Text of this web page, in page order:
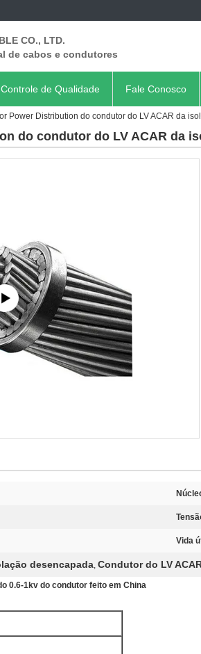
CO., LTD.
de cabos e condutores
Controle de Qualidade Fale Conosco
Power Distribution do condutor do LV ACAR da
do condutor do LV ACAR da
Vida
desencapada, Condutor do LV
0.6-1kv do condutor feito em China